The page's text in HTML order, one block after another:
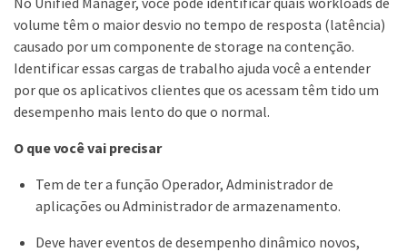
volume têm o maior desvio no tempo de resposta (latência)
causado por um componente de storage na contenção.
Identificar essas cargas de trabalho ajuda você a entender
por que os aplicativos clientes que os acessam têm tido um
desempenho mais lento do que o normal.
O que você vai precisar
Tem de ter a função Operador, Administrador de
aplicações ou Administrador de armazenamento.
Deve haver eventos de desempenho dinâmico novos,